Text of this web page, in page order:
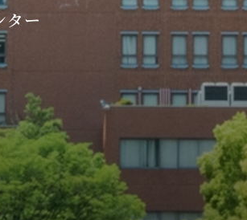
ター